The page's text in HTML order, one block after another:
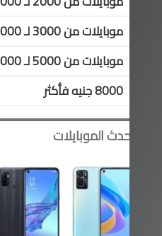
موبايلات من 3000 لـ 5000 جنيه
موبايلات من 5000 لـ 8000 جنيه
8000 جنيه فأكثر
أحدث الموبايلات